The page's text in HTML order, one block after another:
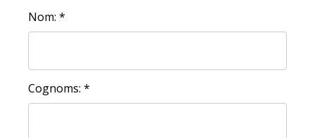
Nom: *
Cognoms: *